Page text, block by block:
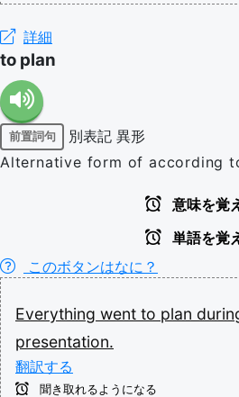
詳細
to plan
前置詞句 別表記 異形
Alternative form of according
意味を覚
単語を覚
このボタンはなに？
Everything went to plan
presentation.
翻訳する
聞き取れるようになる